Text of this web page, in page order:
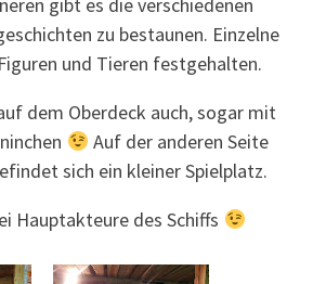
zu bestaunen. Einzelne
und Tieren festgehalten.
dem Oberdeck auch, sogar mit
Auf der anderen Seite
sich ein kleiner Spielplatz.
Hauptakteure des Schiffs